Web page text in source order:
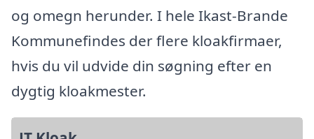
og omegn herunder. I hele Ikast-Brande
Kommunefindes der flere kloakfirmaer,
hvis du vil udvide din søgning efter en
dygtig kloakmester.